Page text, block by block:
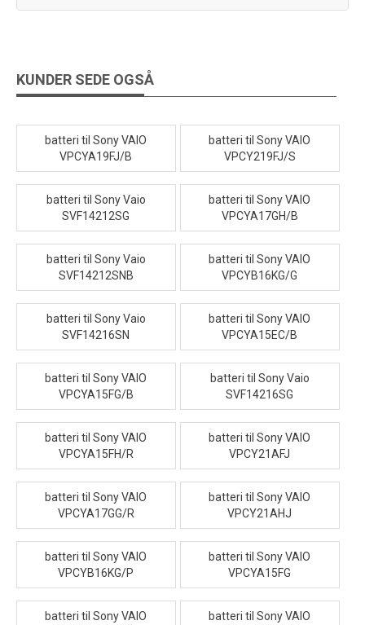
KUNDER SEDE OGSÅ
batteri til Sony VAIO
VPCYA19FJ/B
batteri til Sony VAIO
VPCY219FJ/S
batteri til Sony Vaio
SVF14212SG
batteri til Sony VAIO
VPCYA17GH/B
batteri til Sony Vaio
SVF14212SNB
batteri til Sony VAIO
VPCYB16KG/G
batteri til Sony Vaio
SVF14216SN
batteri til Sony VAIO
VPCYA15EC/B
batteri til Sony VAIO
VPCYA15FG/B
batteri til Sony Vaio
SVF14216SG
batteri til Sony VAIO
VPCYA15FH/R
batteri til Sony VAIO
VPCY21AFJ
batteri til Sony VAIO
VPCYA17GG/R
batteri til Sony VAIO
VPCY21AHJ
batteri til Sony VAIO
VPCYB16KG/P
batteri til Sony VAIO
VPCYA15FG
batteri til Sony VAIO
batteri til Sony VAIO